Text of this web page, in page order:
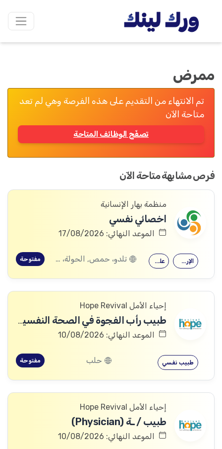
ممرض
تم الانتهاء من التقديم على هذه الفرصة وهي لم تعد
متاحة الآن
تصفّح الوظائف المتاحة
فرص مشابهة متاحة الآن
منظمة بهار الإنسانية
اخصائي نفسي
الموعد النهائي: 17/08/2026
علم النفس الإرشاد النفسي تلدو، حمص, الحولة، حمص مفتوحة
إحياء الأمل Hope Revival
طبيب رأب الفجوة في الصحة النفسية (mhGAP Doctor)
الموعد النهائي: 10/08/2026
طبيب نفسي حلب مفتوحة
إحياء الأمل Hope Revival
طبيب / ـة (Physician)
الموعد النهائي: 10/08/2026